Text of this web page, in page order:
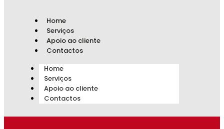
Home
Serviços
Apoio ao cliente
Contactos
Home
Serviços
Apoio ao cliente
Contactos